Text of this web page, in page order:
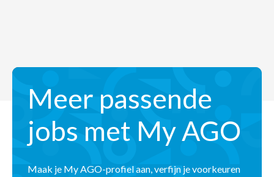
Meer passende
jobs met My AGO
Maak je My AGO-profiel aan, verfijn je voorkeuren